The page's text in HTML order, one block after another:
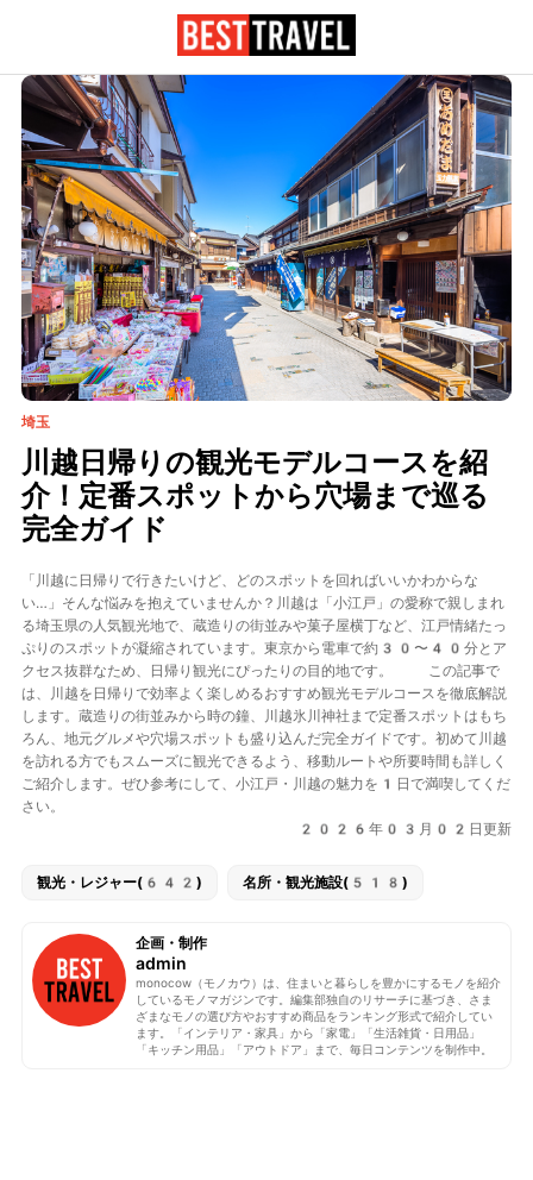
埼玉
川越日帰りの観光モデルコースを紹
介！定番スポットから穴場まで巡る
完全ガイド
「川越に日帰りで行きたいけど、どのスポットを回ればいいかわからな
い…」そんな悩みを抱えていませんか？川越は 「小江戸」の愛称で親しまれ
る埼玉県の人気観光地で、蔵造りの街並みや菓子屋横丁など、江戸情緒たっ
ぷりのスポットが凝縮されています。東京から電車で約30〜40分とア
クセス抜群なため、日帰り観光にぴったりの目的地です。 この記事で
は、川越を日帰りで効率よく楽しめるおすすめ観光モデルコースを徹底解説
します。蔵造りの街並みから時の鐘、川越氷川神社まで定番スポットはもち
ろん、地元グルメや穴場スポットも盛り込んだ完全ガイドです。初めて川越
を訪れる方でもスムーズに観光できるよう、移動ルートや所要時間も詳しく
ご紹介します。ぜひ参考にして、小江戸・川越の魅力を1日で満喫してくだ
さい。
2026年03月02日更新
観光・レジャー(642) 名所・観光施設(518)
企画・制作
admin
monocow（モノカウ）は、住まいと暮らしを豊かにするモノを紹介
しているモノマガジンです。編集部独自のリサーチに基づき、さま
ざまなモノの選び方やおすすめ商品をランキング形式で紹介してい
ます。「インテリア・家具」から「家電」「生活雑貨・日用品」
「キッチン用品」「アウトドア」まで、毎日コンテンツを制作中。